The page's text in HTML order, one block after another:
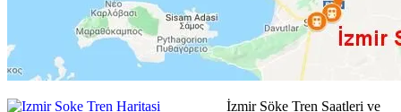
İzmir Söke Tren Saatleri ve